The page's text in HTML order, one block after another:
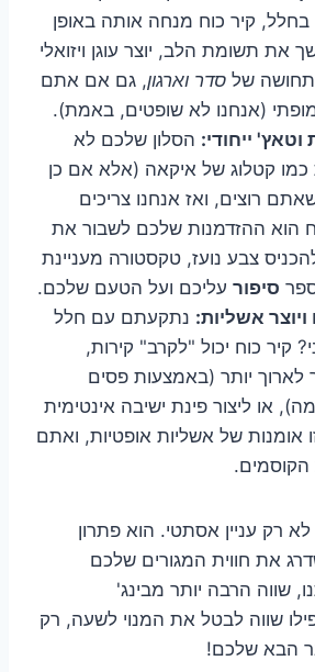
קיר כוח מנחה אותה באופן
את תשומת הלב, יוצר עוגן ויזואלי
תחושה של סדר וארגון, גם אם אתם
(אנחנו לא שופטים, באמת).
וטאץ' ייחודי: הסלון שלכם לא
כמו קטלוג של איקאה (אלא אם כן
רוצים, ואז אנחנו צריכים
הוא ההזדמנות שלכם לשבור את
צבע נועז, טקסטורה מעניינת
סיפור עליכם ועל הטעם שלכם.
אשליות: נתקעתם עם חלל
קיר כוח יכול "לקרב" קירות,
לארוך יותר (באמצעות פסים
או ליצור פינת ישיבה אינטימית
אומנות של אשליות אופטיות, ואתם
הקוסמים.
רק עניין אסתטי. הוא פתרון
את חווית המגורים שלכם
שווה הרבה יותר מבינג'
שווה לבטל את המנוי לשעה, רק
הבא שלכם!